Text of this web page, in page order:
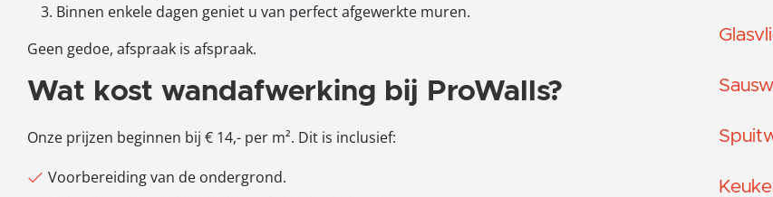
Binnen enkele dagen geniet u van perfect afgewerkte muren.
Geen gedoe, afspraak is afspraak.
Wat kost wandafwerking bij ProWalls?
Onze prijzen beginnen bij € 14,- per m². Dit is inclusief:
Voorbereiding van de ondergrond.